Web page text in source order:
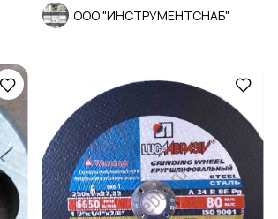
ООО "ИНСТРУМЕНТСНАБ"